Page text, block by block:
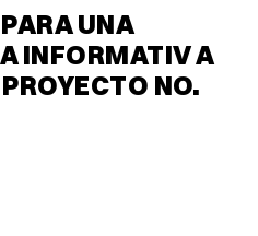
UNA
INFORMATIV A
NO.